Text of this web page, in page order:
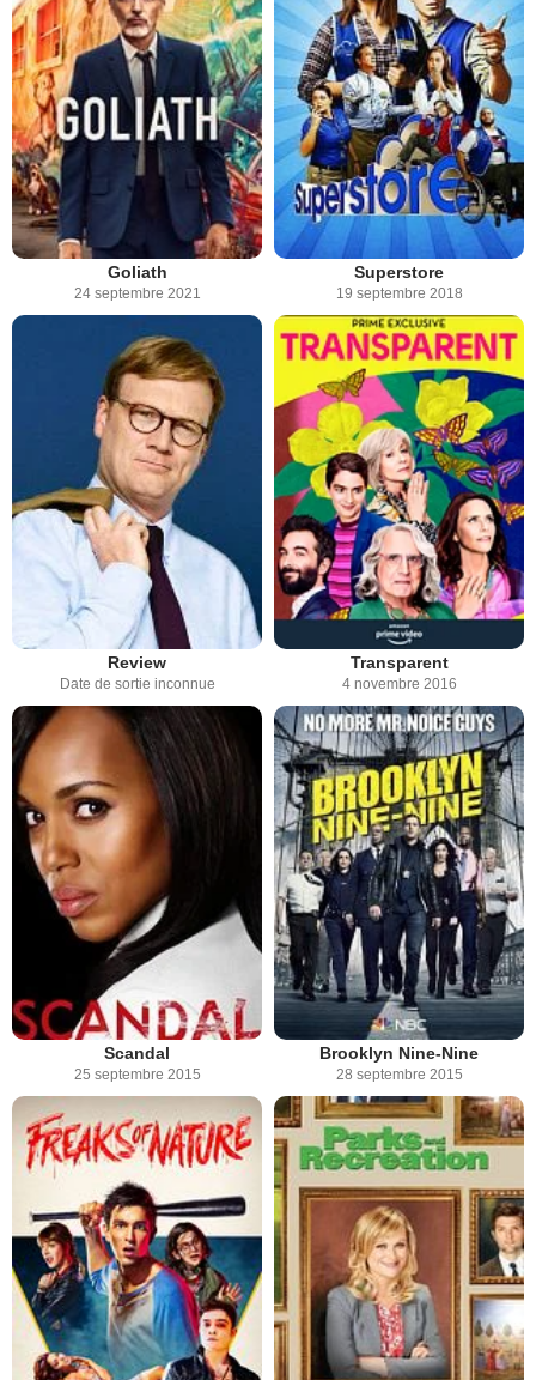
Goliath
24 septembre 2021
Superstore
19 septembre 2018
Review
Date de sortie inconnue
Transparent
4 novembre 2016
Scandal
25 septembre 2015
Brooklyn Nine-Nine
28 septembre 2015